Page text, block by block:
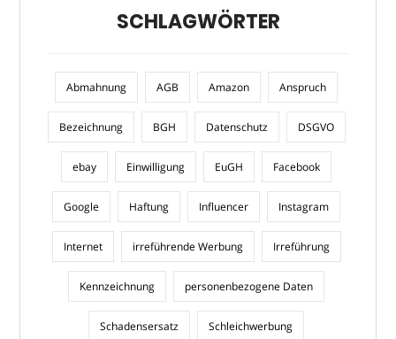
SCHLAGWÖRTER
Abmahnung AGB Amazon Anspruch
Bezeichnung BGH Datenschutz DSGVO
ebay Einwilligung EuGH Facebook
Google Haftung Influencer Instagram
Internet irreführende Werbung Irreführung
Kennzeichnung personenbezogene Daten
Schadensersatz Schleichwerbung